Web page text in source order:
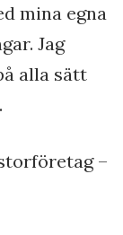
mina egna
Jag
alla sätt
.
–